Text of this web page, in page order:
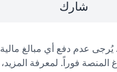
شارك
عدم دفع أي مبالغ مالية
فوراً. لمعرفة المزيد،